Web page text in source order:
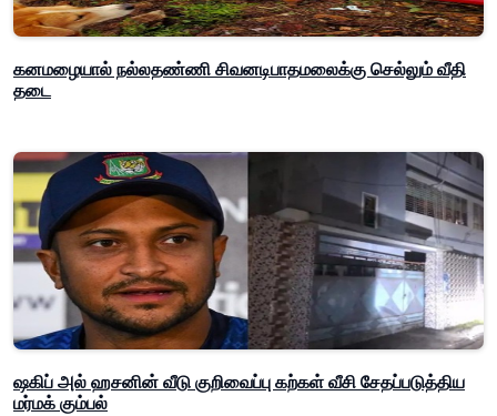
கனமழையால் நல்லதண்ணி சிவனடிபாதமலைக்கு செல்லும் வீதி
தடை
ஷகிப் அல் ஹசனின் வீடு குறிவைப்பு கற்கள் வீசி சேதப்படுத்திய
மர்மக் கும்பல்